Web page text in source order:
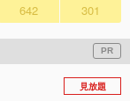
642 301
PR
見放題